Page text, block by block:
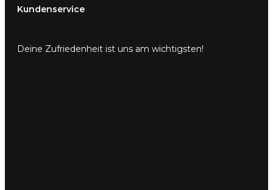
Kundenservice
Deine Zufriedenheit ist uns am wichtigsten!